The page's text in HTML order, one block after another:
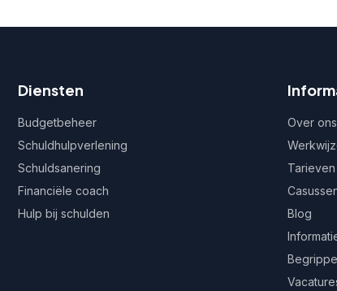
Diensten
Budgetbeheer
Schuldhulpverlening
Schuldsanering
Financiële coach
Hulp bij schulden
Over ons
Tarieven
Blog